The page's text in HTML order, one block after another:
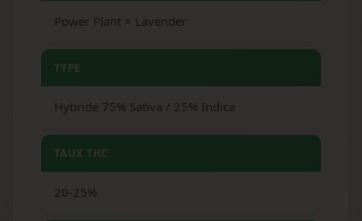
Power Plant × Lavender
TYPE
Hybride 75% Sativa / 25% Indica
TAUX THC
20-25%